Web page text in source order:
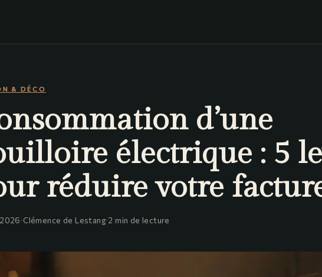
& DÉCO
d’une
électrique : 5
réduire votre
·Clémence de Lestang·2 min de lecture